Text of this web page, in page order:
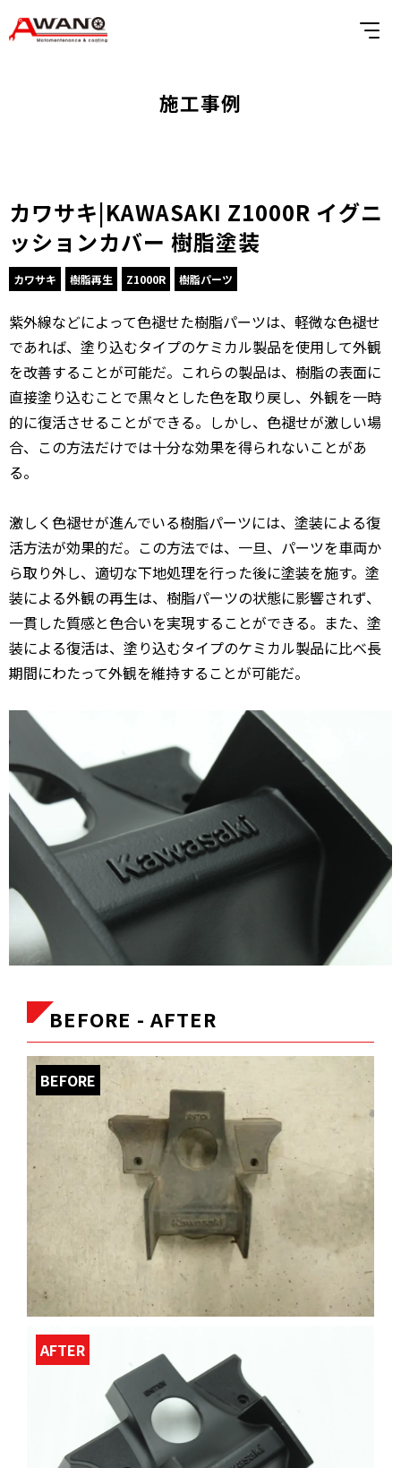
施工事例
カワサキ|KAWASAKI Z1000R イグニ
ッションカバー 樹脂塗装
カワサキ 樹脂再生 Z1000R 樹脂パーツ
紫外線などによって色褪せた樹脂パーツは、軽微な色褪せ
であれば、塗り込むタイプのケミカル製品を使用して外観
を改善することが可能だ。これらの製品は、樹脂の表面に
直接塗り込むことで黒々とした色を取り戻し、外観を一時
的に復活させることができる。しかし、色褪せが激しい場
合、この方法だけでは十分な効果を得られないことがあ
る。
激しく色褪せが進んでいる樹脂パーツには、塗装による復
活方法が効果的だ。この方法では、一旦、パーツを車両か
ら取り外し、適切な下地処理を行った後に塗装を施す。塗
装による外観の再生は、樹脂パーツの状態に影響されず、
一貫した質感と色合いを実現することができる。また、塗
装による復活は、塗り込むタイプのケミカル製品に比べ長
期間にわたって外観を維持することが可能だ。
BEFORE - AFTER
BEFORE
AFTER